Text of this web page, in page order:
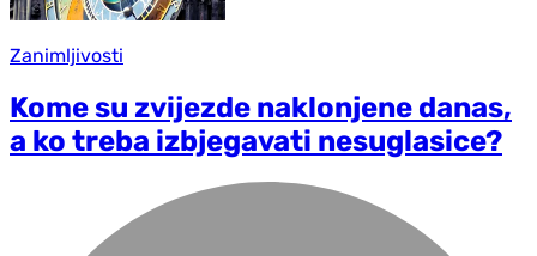
Zanimljivosti
Kome su zvijezde naklonjene danas,
a ko treba izbjegavati nesuglasice?